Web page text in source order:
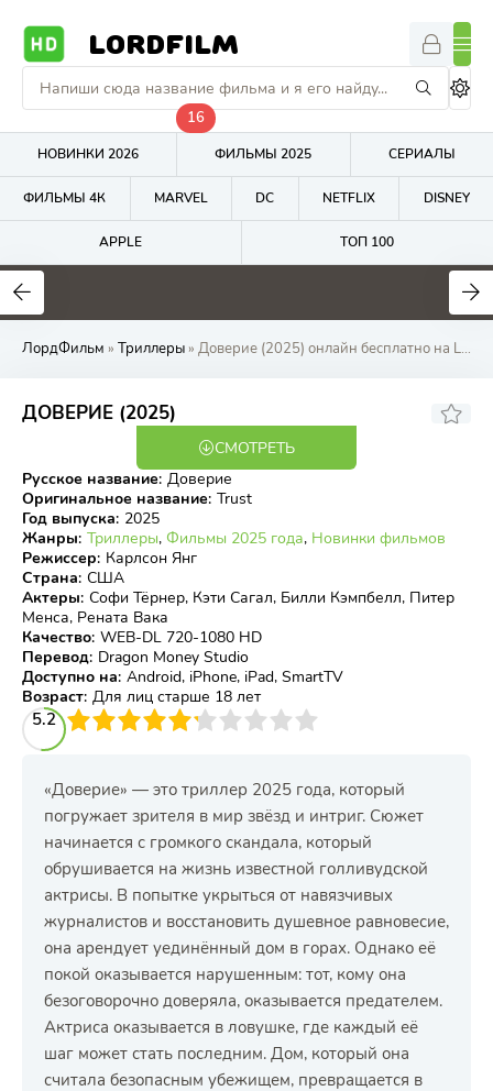
LORDFILM
НОВИНКИ 2026
16
ФИЛЬМЫ 2025 СЕРИАЛЫ
ФИЛЬМЫ 4К MARVEL DC NETFLIX DISNEY
APPLE ТОП 100
8.8
ЛордФильм » Триллеры» Доверие (2025) онлайн бесплатно на LordFilm
ДОВЕРИЕ (2025)
СМОТРЕТЬ
Русское название: Доверие
Оригинальное название: Trust
Год выпуска: 2025
Жанры: Триллеры, Фильмы 2025 года, Новинки фильмов
Режиссер: Карлсон Янг
Страна: США
Актеры: Софи Тёрнер, Кэти Сагал, Билли Кэмпбелл, Питер
Менса, Рената Вака
Качество: WEB-DL 720-1080 HD
Перевод: Dragon Money Studio
Доступно на: Android, iPhone, iPad, SmartTV
Возраст: Для лиц старше 18 лет
5.2
4 5 6 7 8 9 10
«Доверие» — это триллер 2025 года, который
погружает зрителя в мир звёзд и интриг. Сюжет
начинается с громкого скандала, который
обрушивается на жизнь известной голливудской
актрисы. В попытке укрыться от навязчивых
журналистов и восстановить душевное равновесие,
она арендует уединённый дом в горах. Однако её
покой оказывается нарушенным: тот, кому она
безоговорочно доверяла, оказывается предателем.
Актриса оказывается в ловушке, где каждый её
шаг может стать последним. Дом, который она
считала безопасным убежищем, превращается в